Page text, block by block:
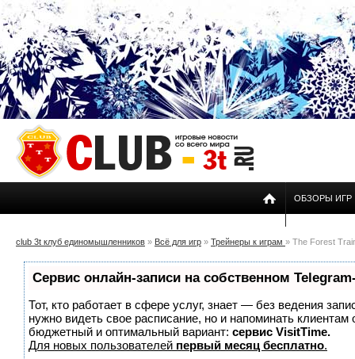
ОБЗОРЫ ИГР
club 3t клуб единомышленников » Всё для игр » Трейнеры к играм » The Forest
Сервис онлайн-записи на собственном
Тот, кто работает в сфере услуг, знает — без ведения
нужно видеть свое расписание, но и напоминать
бюджетный и оптимальный вариант: сервис VisitTime.
Для новых пользователей первый месяц бесплатно.